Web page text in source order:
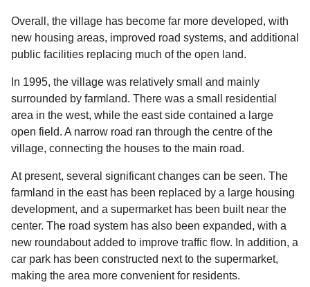
Overall, the village has become far more developed, with
new housing areas, improved road systems, and additional
public facilities replacing much of the open land.
In 1995, the village was relatively small and mainly
surrounded by farmland. There was a small residential
area in the west, while the east side contained a large
open field. A narrow road ran through the centre of the
village, connecting the houses to the main road.
At present, several significant changes can be seen. The
farmland in the east has been replaced by a large housing
development, and a supermarket has been built near the
center. The road system has also been expanded, with a
new roundabout added to improve traffic flow. In addition, a
car park has been constructed next to the supermarket,
making the area more convenient for residents.